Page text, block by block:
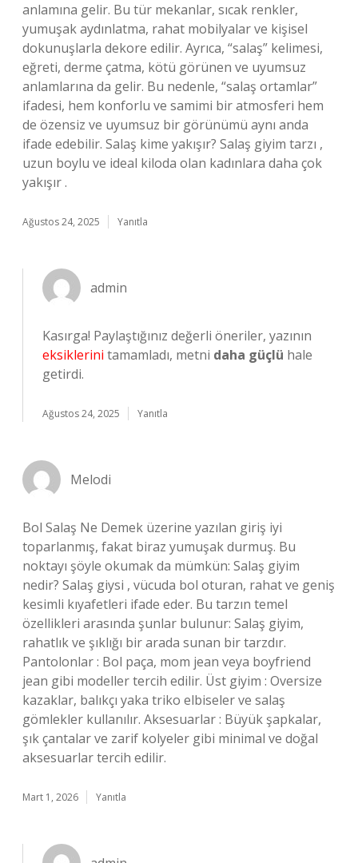
anlamına gelir. Bu tür mekanlar, sıcak renkler,
yumuşak aydınlatma, rahat mobilyalar ve kişisel
dokunuşlarla dekore edilir. Ayrıca, “salaş” kelimesi,
eğreti, derme çatma, kötü görünen ve uyumsuz
anlamlarına da gelir. Bu nedenle, “salaş ortamlar”
ifadesi, hem konforlu ve samimi bir atmosferi hem
de özensiz ve uyumsuz bir görünümü aynı anda
ifade edebilir. Salaş kime yakışır? Salaş giyim tarzı ,
uzun boylu ve ideal kiloda olan kadınlara daha çok
yakışır .
Ağustos 24, 2025 Yanıtla
admin
Kasırga! Paylaştığınız değerli öneriler, yazının
eksiklerini tamamladı, metni daha güçlü hale
getirdi.
Ağustos 24, 2025 Yanıtla
Melodi
Bol Salaş Ne Demek üzerine yazılan giriş iyi
toparlanmış, fakat biraz yumuşak durmuş. Bu
noktayı şöyle okumak da mümkün: Salaş giyim
nedir? Salaş giysi , vücuda bol oturan, rahat ve geniş
kesimli kıyafetleri ifade eder. Bu tarzın temel
özellikleri arasında şunlar bulunur: Salaş giyim,
rahatlık ve şıklığı bir arada sunan bir tarzdır.
Pantolonlar : Bol paça, mom jean veya boyfriend
jean gibi modeller tercih edilir. Üst giyim : Oversize
kazaklar, balıkçı yaka triko elbiseler ve salaş
gömlekler kullanılır. Aksesuarlar : Büyük şapkalar,
şık çantalar ve zarif kolyeler gibi minimal ve doğal
aksesuarlar tercih edilir.
Mart 1, 2026 Yanıtla